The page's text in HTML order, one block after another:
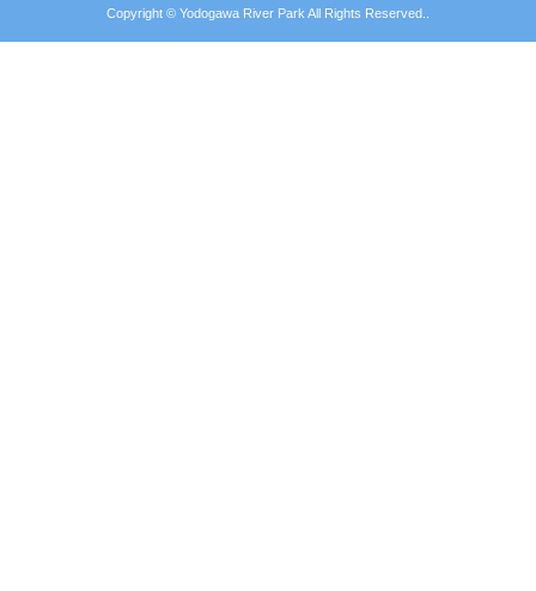
Copyright © Yodogawa River Park All Rights Reserved..